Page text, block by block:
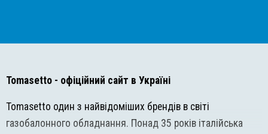
Tomasetto - офіційний сайт в Україні
Tomasetto один з найвідоміших брендів в світі
газобалонного обладнання. Понад 35 років італійська